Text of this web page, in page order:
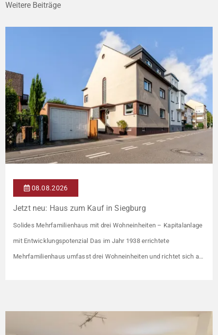
Weitere Beiträge
08.08.2026
Jetzt neu: Haus zum Kauf in Siegburg
Solides Mehrfamilienhaus mit drei Wohneinheiten – Kapitalanlage
mit Entwicklungspotenzial Das im Jahr 1938 errichtete
Mehrfamilienhaus umfasst drei Wohneinheiten und richtet sich an
Damit liegt das Mietniveau deutlich unter dem ortsüblichen